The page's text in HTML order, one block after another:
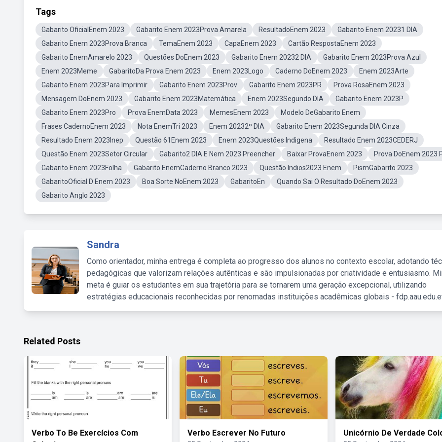
Tags
Gabarito OficialEnem 2023 Gabarito Enem 2023Prova Amarela ResultadoEnem 2023
Gabarito Enem 20231 DIA
Gabarito Enem 2023Prova Branca
TemaEnem 2023 CapaEnem 2023
Cartão RespostaEnem 2023
Gabarito EnemAmarelo 2023
Questões DoEnem 2023 Gabarito Enem 20232 DIA
Gabarito Enem 2023Prova Azul
Enem 2023Meme
GabaritoDa Prova Enem 2023 Enem 2023Logo Caderno DoEnem 2023
Enem 2023Arte
Gabarito Enem 2023Para Imprimir
Gabarito Enem 2023Prov Gabarito Enem 2023PR
Prova RosaEnem 2023
Mensagem DoEnem 2023
Gabarito Enem 2023Matemática Enem 2023Segundo DIA
Gabarito Enem 2023P
Gabarito Enem 2023Pro
Prova EnemData 2023 MemesEnem 2023
Modelo DeGabarito Enem
Frases CadernoEnem 2023
Nota EnemTri 2023 Enem 20232º DIA
Gabarito Enem 2023Segunda DIA Cinza
Resultado Enem 2023Inep
Questão 61Enem 2023 Enem 2023Questões Indigena
Resultado Enem 2023CEDERJ
Questão Enem 2023Setor Circular
Gabarito2 DIA E Nem 2023 Preencher Baixar ProvaEnem 2023
Prova DoEnem 2023
Gabarito Enem 2023Folha
Gabarito EnemCaderno Branco 2023 Questão Indios2023 Enem
PismGabarito 2023
GabaritoOficial D Enem 2023
Boa Sorte NoEnem 2023 GabaritoEn
Quando Sai O Resultado DoEnem 2023
Gabarito Anglo 2023
Sandra
Como orientador, minha entrega é completa ao progresso dos alunos no contexto escolar, adotando
pedagógicas que valorizam relações autênticas e são impulsionadas por criatividade e entusiasmo.
meta é guiar os estudantes em sua trajetória para se tornarem uma geração excepcional, utilizando
estratégias educacionais reconhecidas por renomadas instituições acadêmicas globais -
Related Posts
Verbo To Be Exercícios Com
Verbo Escrever No Futuro Unicórnio De Verdade